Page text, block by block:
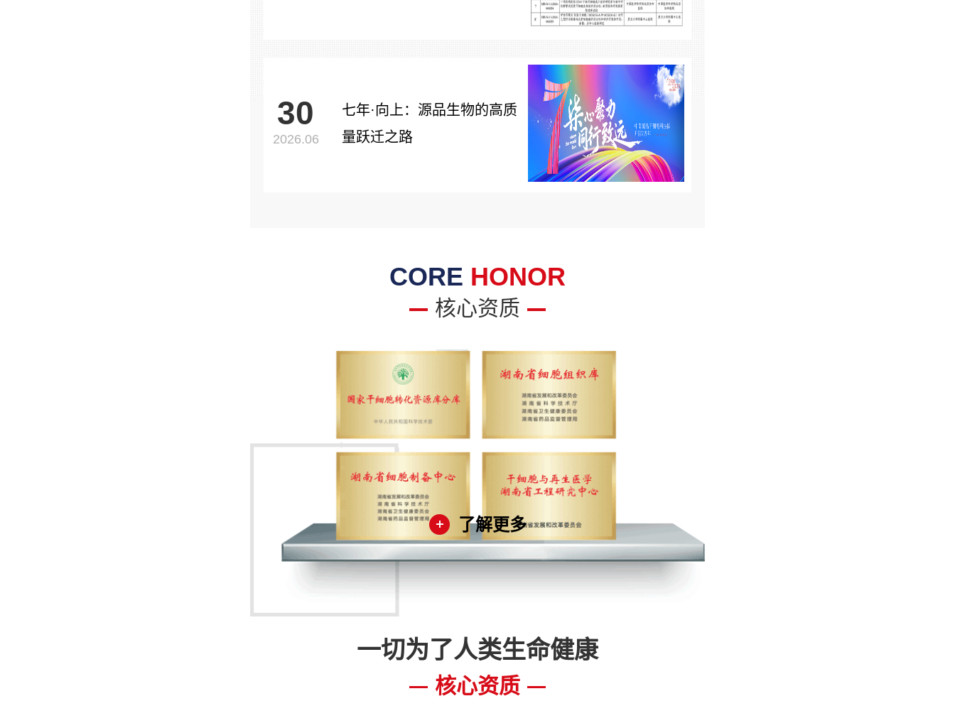
30
2026.06
七年·向上：源品生物的高质
量跃迁之路
CORE HONOR
核心资质
了解更多
一切为了人类生命健康
核心资质